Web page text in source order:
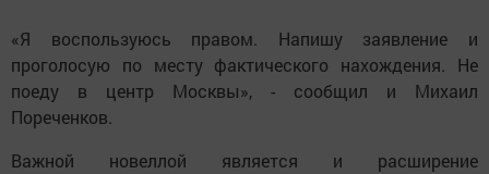
«Я воспользуюсь правом. Напишу заявление и
проголосую по месту фактического нахождения. Не
поеду в центр Москвы», - сообщил и Михаил
Пореченков.
Важной новеллой является и расширение